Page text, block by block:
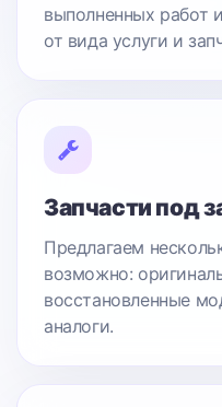
выполненных работ
от вида услуги и
Запчасти под
Предлагаем
возможно:
восстановленные
аналоги.